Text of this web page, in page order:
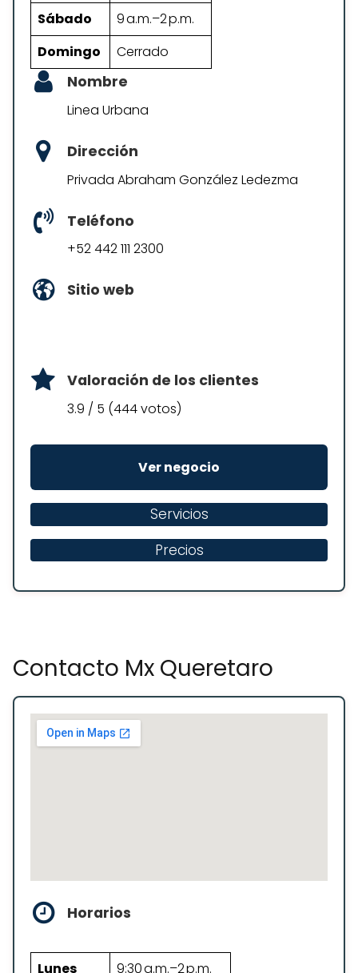
Sábado
9 a.m.–2 p.m.
Domingo
Cerrado
Nombre
Linea Urbana
Dirección
Privada Abraham González Ledezma
Teléfono
+52 442 111 2300
Sitio web
Valoración de los clientes
3.9 / 5 (444 votos)
Ver negocio
Servicios
Precios
Contacto Mx Queretaro
Horarios
Lunes 9:30 a.m.–2 p.m.